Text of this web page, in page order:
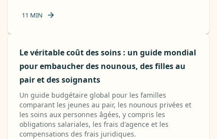
11 MIN
Le véritable coût des soins : un guide mondial
pour embaucher des nounous, des filles au
pair et des soignants
Un guide budgétaire global pour les familles
comparant les jeunes au pair, les nounous privées et
les soins aux personnes âgées, y compris les
obligations salariales, les frais d'agence et les
compensations des frais juridiques.